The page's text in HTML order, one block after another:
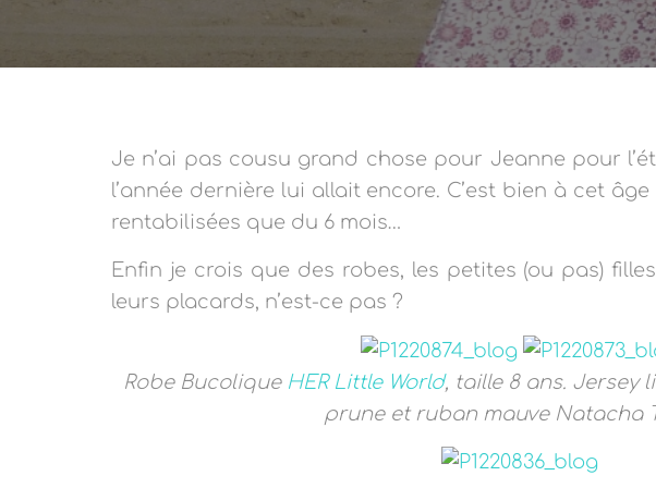
Je n’ai pas cousu grand chose pour Jeanne pour
l’année dernière lui allait encore. C’est bien à cet
rentabilisées que du 6 mois…
Enfin je crois que des robes, les petites (ou pas)
leurs placards, n’est-ce pas ?
Robe Bucolique HER Little World, taille 8 ans. Jersey
prune et ruban mauve Natacha